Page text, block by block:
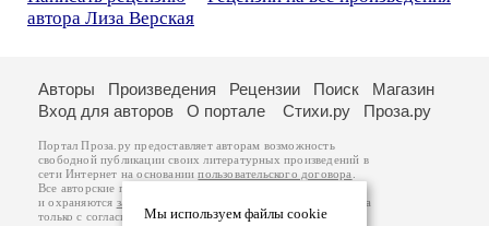
автора Лиза Верская
Мы используем файлы cookie
Авторы Произведения Рецензии Поиск
Магазин
Вход для авторов
О портале Стихи.ру Проза.ру
Портал Проза.ру предоставляет авторам возможность
свободной публикации своих литературных произведений в
сети Интернет на основаниипользовательского договора
Все авторские права на произведения принадлежат авторам
и охраняются законом
. Перепечатка произведений возможна
только с согласия его автора, к которому вы можете